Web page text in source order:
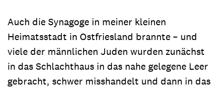
Auch die Synagoge in meiner kleinen
Heimatsstadt in Ostfriesland brannte – und
viele der männlichen Juden wurden zunächst
in das Schlachthaus in das nahe gelegene Leer
gebracht, schwer misshandelt und dann in das